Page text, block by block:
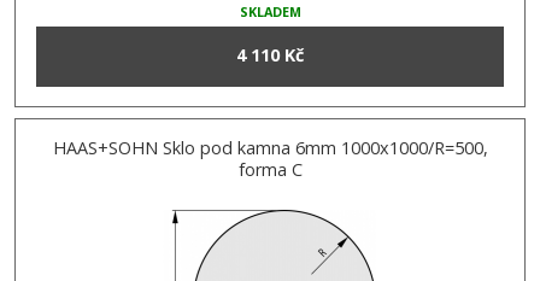
SKLADEM
4 110 Kč
HAAS+SOHN Sklo pod kamna 6mm 1000x1000/R=500,
forma C